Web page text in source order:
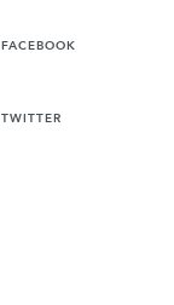
FACEBOOK
TWITTER